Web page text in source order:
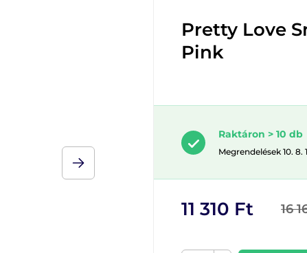
Pretty Love
Pink
Raktáron > 10 db
Megrendelések 10. 8.
16
11 310 Ft